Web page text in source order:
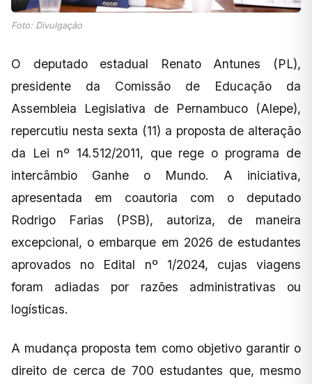
Foto: Divulgação
O deputado estadual Renato Antunes (PL),
presidente da Comissão de Educação da
Assembleia Legislativa de Pernambuco (Alepe),
repercutiu nesta sexta (11) a proposta de alteração
da Lei nº 14.512/2011, que rege o programa de
intercâmbio Ganhe o Mundo. A iniciativa,
apresentada em coautoria com o deputado
Rodrigo Farias (PSB), autoriza, de maneira
excepcional, o embarque em 2026 de estudantes
aprovados no Edital nº 1/2024, cujas viagens
foram adiadas por razões administrativas ou
logísticas.
A mudança proposta tem como objetivo garantir o
direito de cerca de 700 estudantes que, mesmo